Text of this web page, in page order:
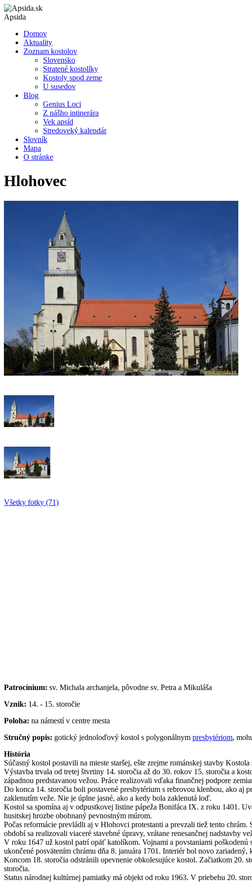
Apsida
Domov
Aktuality
Zoznam kostolov
Slovensko
Stratené kostolíky
Kostoly spod zeme
U susedov
Blog
Genius Loci
Z nášho intinerára
Vek apsíd
Stredoveký kalendár
Slovník
Mapa
O stránke
Hlohovec
Všetky fotky (71)
Patrocínium: sv. Michala archanjela, pôvodne sv. Petra a Mikuláša
Vznik: 14. - 15. storočie
Poloha: na námestí v centre mesta
Stručný popis: gotický jednoloďový kostol s polygonálnym presbytériom,
História
Súčasný kostol postavili na mieste staršej, ešte zrejme románskej stavby
Výstavba trvala od tretej štvrtiny 14. storočia až do 30. rokov 15. storočia a
západnou predstavanou vežou. Práce realizovali vďaka finančnej podpore
Do konca 14. storočia boli postavené presbytérium s rebrovou klenbou, ako aj
zaklenutím veže. Nie je úplne jasné, ako a kedy bola zaklenutá loď.
Kostol sa spomína aj v odpustkovej listine pápeža Bonifáca IX. z roku 1401.
husitskej hrozbe obohnaný pevnostným múrom.
Počas reformácie prevládli aj v Hlohovci protestanti a prevzali tiež tento
období sa realizovali viaceré stavebné úpravy, vrátane renesančnej nadstavby
V roku 1647 už kostol patrí opäť katolíkom. Vojnami a povstaniami
ukončené posvätením chrámu dňa 8. januára 1701. Interiér bol novo
Koncom 18. storočia odstránili opevnenie obkolesujúce kostol. Začiatkom 20.
storočia.
Status národnej kultúrnej pamiatky má objekt od roku 1963. V priebehu 20.